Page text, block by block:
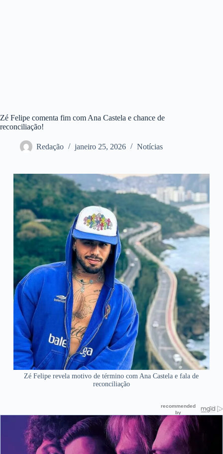
Zé Felipe comenta fim com Ana Castela e chance de
reconciliação!
Redação janeiro 25, 2026 Notícias
Zé Felipe revela motivo de término com Ana Castela e fala de
reconciliação